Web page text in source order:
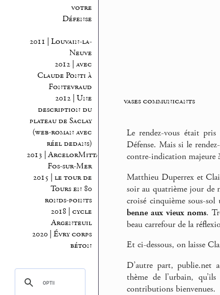
votre
Défense
2011 | Louvain-la-
Neuve
2012 | avec
Claude Ponti à
Fontevraud
2012 | Une
description du
plateau de Saclay
(web-roman avec
réel dedans)
2013 | ArcelorMittal
Fos-sur-Mer
2015 | le tour de
Tours en 80
ronds-points
2018 | cycle
Argenteuil
2020 | Évry corps
béton
vases communicants
Le rendez-vous était
Défense. Mais si le
contre-indication majeure
Matthieu Duperrex et
soir au quatrième jour de
croisé cinquième sous-
benne aux vieux noms.
beau carrefour de la
Et ci-dessous, on laisse
D’autre part, publie.net
thème de l’urbain,
contributions bienvenues.